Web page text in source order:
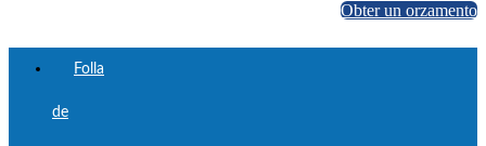
Obter un orzamento
Folla
de